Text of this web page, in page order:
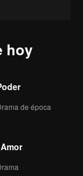
hoy
de época